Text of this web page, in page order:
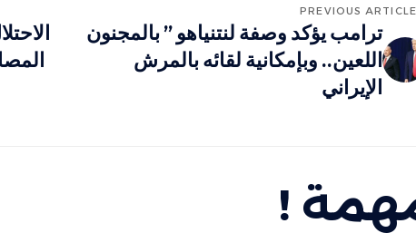
PREVIOUS ARTICLE
ترامب يؤكد وصفة لنتنياهو ” بالمجنون
اللعين.. وبإمكانية لقائه بالمرش
الإيراني
!